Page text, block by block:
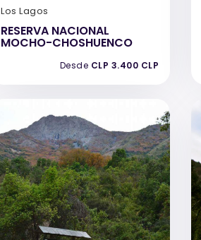
Los Lagos
RESERVA NACIONAL
MOCHO-CHOSHUENCO
Desde CLP 3.400 CLP